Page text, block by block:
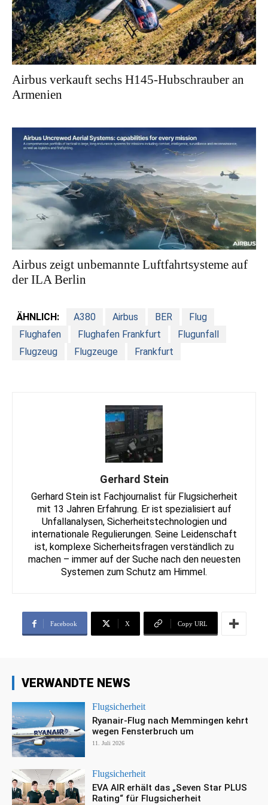
Airbus verkauft sechs H145-Hubschrauber an
Armenien
Airbus zeigt unbemannte Luftfahrtsysteme auf
der ILA Berlin
ÄHNLICH: A380 Airbus BER
Flug
Flughafen
Flughafen Frankfurt
Flugunfall
Flugzeug
Flugzeuge Frankfurt
Gerhard Stein
Gerhard Stein ist Fachjournalist für Flugsicherheit
mit 13 Jahren Erfahrung. Er ist spezialisiert auf
Unfallanalysen, Sicherheitstechnologien und
internationale Regulierungen. Seine Leidenschaft
ist, komplexe Sicherheitsfragen verständlich zu
machen – immer auf der Suche nach den neuesten
Systemen zum Schutz am Himmel.
Facebook X Copy URL
VERWANDTE NEWS
Flugsicherheit
Ryanair-Flug nach Memmingen kehrt
wegen Fensterbruch um
11. Juli 2026
Flugsicherheit
EVA AIR erhält das „Seven Star PLUS
Rating“ für Flugsicherheit